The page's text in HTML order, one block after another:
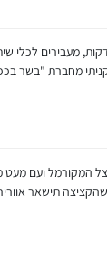
בצל סגול לקוביות
מחברת "בשר
המקורמל ועם
שהקציצה תישאר